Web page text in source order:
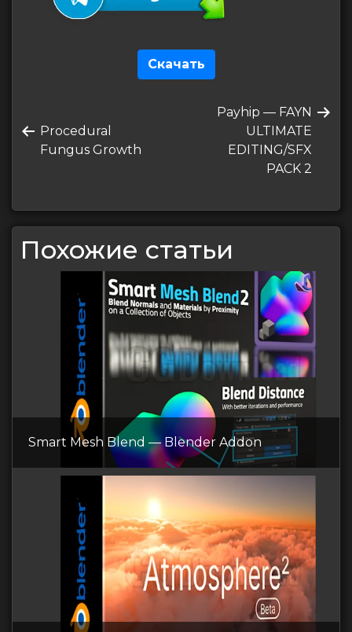
Скачать
по
записям
Предыдущая
запись
Procedural
Fungus Growth
Следующая
запись
Payhip — FAYN
ULTIMATE
EDITING/SFX
PACK 2
Похожие статьи
Smart Mesh Blend — Blender Addon